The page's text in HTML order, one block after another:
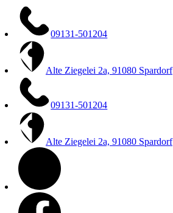
Zum
Inhalt
springen
09131-501204
Alte Ziegelei 2a, 91080 Spardorf
09131-501204
Alte Ziegelei 2a, 91080 Spardorf
instagram
facebook